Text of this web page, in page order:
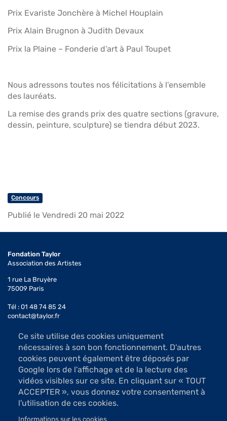
Prix Evariste Jonchère à Michel Houplain
Prix Alain Brugnon à Judith Devaux
Prix la Plaine – Fonderie d’art à Paul Toupet
Nous adressons toutes nos félicitations à l'ensemble
des lauréats.
La remise des grands prix des quatre sections (gravure,
dessin, peinture, sculpture) se tiendra début 2023.
Concours
Publié le Vendredi 20 mai 2022
Ce site utilise des cookies uniquement
nécessaires à son bon fonctionnement. D'autres
cookies peuvent également être déposés par
Google lors de l'affichage et de la lecture des
vidéos visibles sur ce site. En cliquant sur « TOUT
ACCEPTER », vous donnez votre consentement à
l'utilisation de ces cookies.
Informations sur les cookies
Fondation Taylor
Association des Artistes
1 rue La Bruyère
75009 Paris
Tél : 01 48 74 85 24
contact@taylor.fr
Accès : Métro Saint-Georges (ligne 12)
Bus 74, arrêt Saint-Georges
Les salles d'exposition sont ouvertes du mardi au samedi
de 13h à 19h (sauf jours fériés)
Accès libre